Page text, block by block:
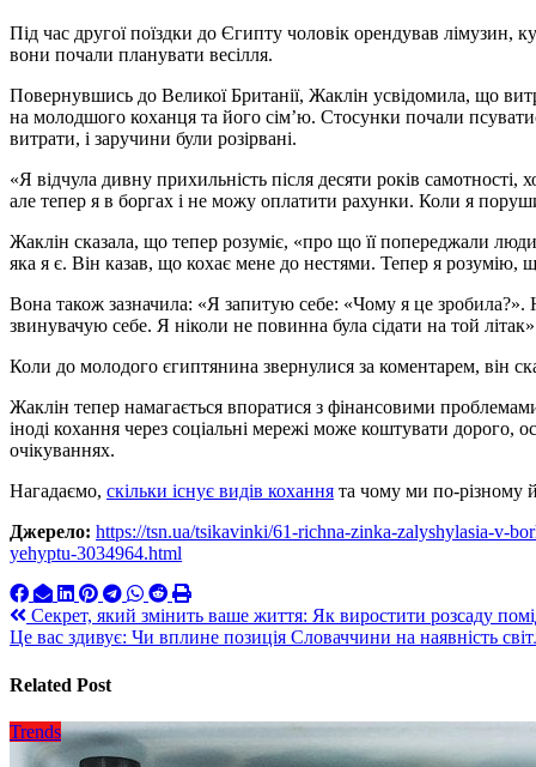
Під час другої поїздки до Єгипту чоловік орендував лімузин,
вони почали планувати весілля.
Повернувшись до Великої Британії, Жаклін усвідомила, що
на молодшого коханця та його сім’ю. Стосунки почали
витрати, і заручини були розірвані.
«Я відчула дивну прихильність після десяти років
але тепер я в боргах і не можу оплатити рахунки. Коли я
Жаклін сказала, що тепер розуміє, «про що її попереджали
яка я є. Він казав, що кохає мене до нестями. Тепер я
Вона також зазначила: «Я запитую себе: «Чому я це
звинувачую себе. Я ніколи не повинна була сідати на той
Коли до молодого єгиптянина звернулися за коментарем, він
Жаклін тепер намагається впоратися з фінансовими
іноді кохання через соціальні мережі може коштувати дорого,
очікуваннях.
Нагадаємо, скільки існує видів кохання та чому ми по-різному
Джерело: https://tsn.ua/tsikavinki/61-richna-zinka-zalyshylasia-v-
yehyptu-3034964.html
Навигация
по
записям
Секрет, який змінить ваше життя: Як виростити розсаду
Це вас здивує: Чи вплине позиція Словаччини на наявність
Related Post
Trends